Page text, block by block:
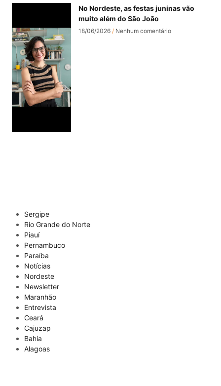
No Nordeste, as festas juninas vão
muito além do São João
18/06/2026 Nenhum comentário
Sergipe
Rio Grande do Norte
Piauí
Pernambuco
Paraíba
Notícias
Nordeste
Newsletter
Maranhão
Entrevista
Ceará
Cajuzap
Bahia
Alagoas